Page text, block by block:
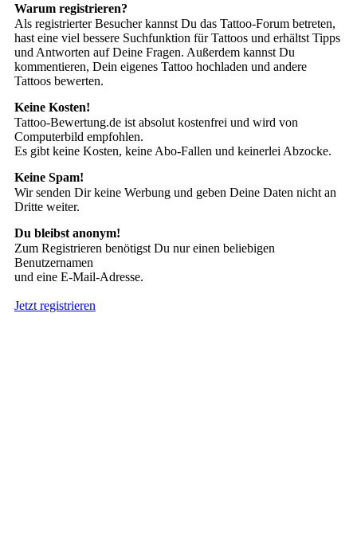
Warum registrieren?
Als registrierter Besucher kannst Du das Tattoo-Forum betreten,
hast eine viel bessere Suchfunktion für Tattoos und erhältst Tipps
und Antworten auf Deine Fragen. Außerdem kannst Du
kommentieren, Dein eigenes Tattoo hochladen und andere
Tattoos bewerten.
Keine Kosten!
Tattoo-Bewertung.de ist absolut kostenfrei und wird von
Computerbild empfohlen.
Es gibt keine Kosten, keine Abo-Fallen und keinerlei Abzocke.
Keine Spam!
Wir senden Dir keine Werbung und geben Deine Daten nicht an
Dritte weiter.
Du bleibst anonym!
Zum Registrieren benötigst Du nur einen beliebigen
Benutzernamen
und eine E-Mail-Adresse.
Jetzt registrieren